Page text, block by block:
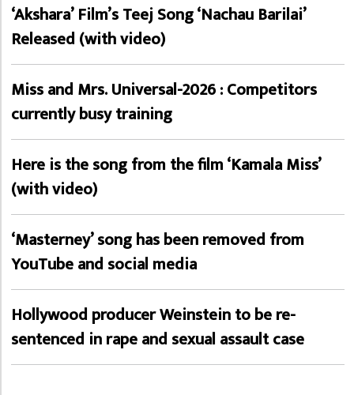
‘Akshara’ Film’s Teej Song ‘Nachau Barilai’
Released (with video)
Miss and Mrs. Universal-2026 : Competitors
currently busy training
Here is the song from the film ‘Kamala Miss’
(with video)
‘Masterney’ song has been removed from
YouTube and social media
Hollywood producer Weinstein to be re-
sentenced in rape and sexual assault case